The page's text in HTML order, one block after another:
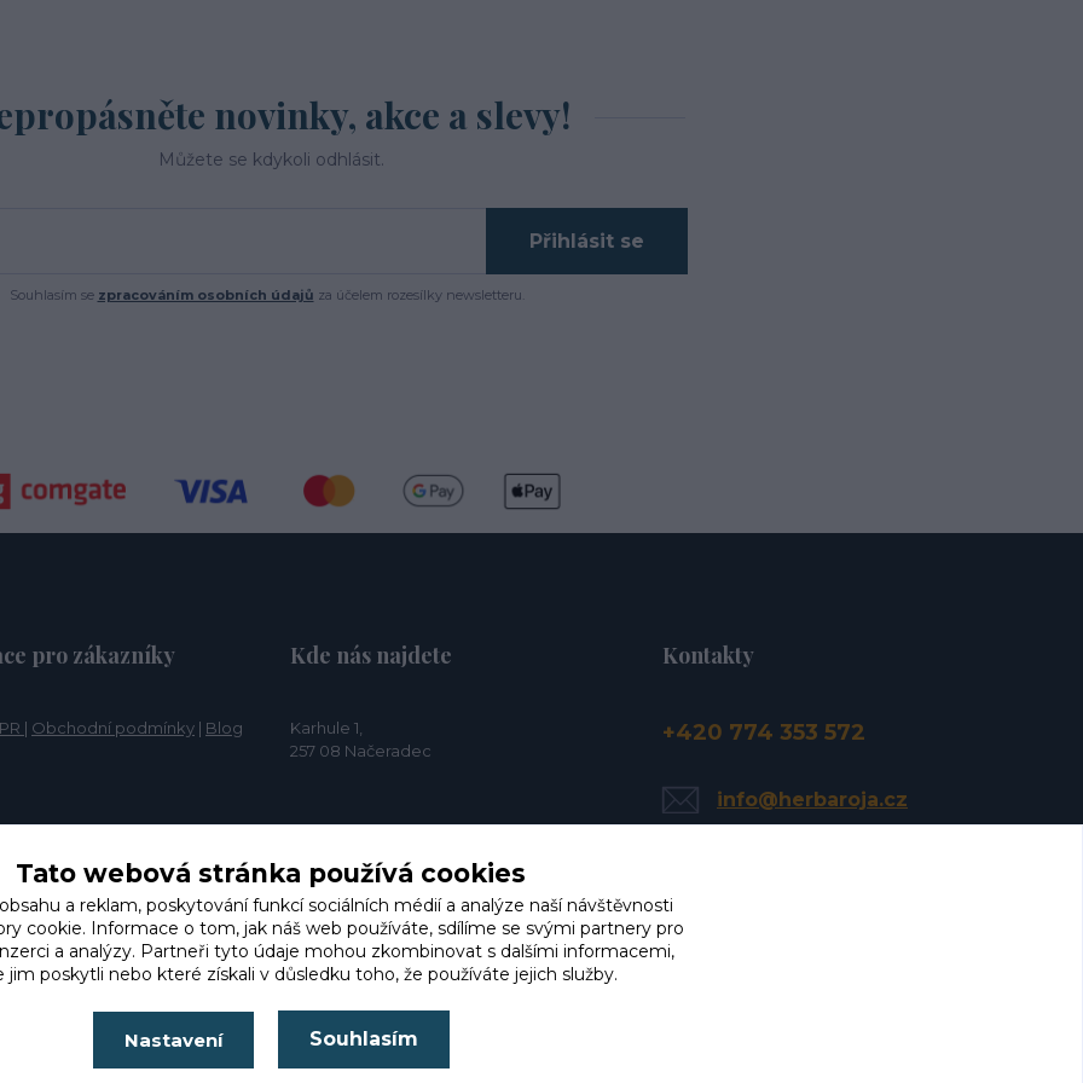
novinky, akce a slevy!
Můžete se kdykoli odhlásit.
Přihlásit se
Souhlasím se zpracováním osobních údajů za účelem rozesílky newsletteru.
pro zákazníky
| Obchodní podmínky | Blog
Kde nás najdete
Karhule 1,
257 08 Načeradec
Kontakty
+420 774 353 572
info@herbaroja.cz
Tato webová stránka používá cookies
a reklam, poskytování funkcí sociálních médií a analýze naší návštěvnosti
cookie. Informace o tom, jak náš web používáte, sdílíme se svými partnery pro
a analýzy. Partneři tyto údaje mohou zkombinovat s dalšími informacemi,
jim poskytli nebo které získali v důsledku toho, že používáte jejich služby.
Nastavení Souhlasím